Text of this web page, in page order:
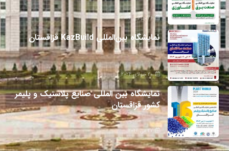
26 جولای 2024
نمایشگاه بین‌المللی KazBuild قزاقستان
20 جولای 2024
نمایشگاه بین المللی صنایع پلاستیک و پلیمر
کشور قزاقستان
27 می 2024